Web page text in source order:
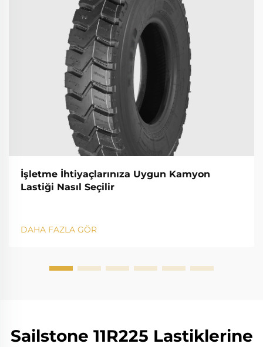
İşletme İhtiyaçlarınıza Uygun Kamyon
Lastiği Nasıl Seçilir
DAHA FAZLA GÖR
Sailstone 11R225 Lastiklerine